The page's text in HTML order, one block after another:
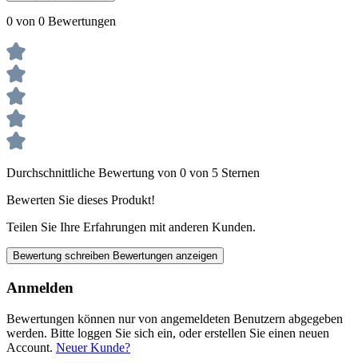
0 von 0 Bewertungen
Durchschnittliche Bewertung von 0 von 5 Sternen
Bewerten Sie dieses Produkt!
Teilen Sie Ihre Erfahrungen mit anderen Kunden.
Bewertung schreiben Bewertungen anzeigen
Anmelden
Bewertungen können nur von angemeldeten Benutzern abgegeben
werden. Bitte loggen Sie sich ein, oder erstellen Sie einen neuen
Account. Neuer Kunde?